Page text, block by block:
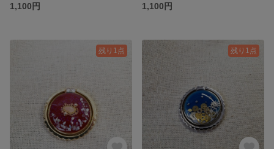
1,100円
1,100円
残り1点 残り1点